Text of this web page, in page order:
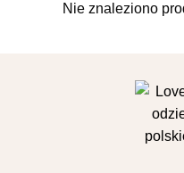
Nie znaleziono